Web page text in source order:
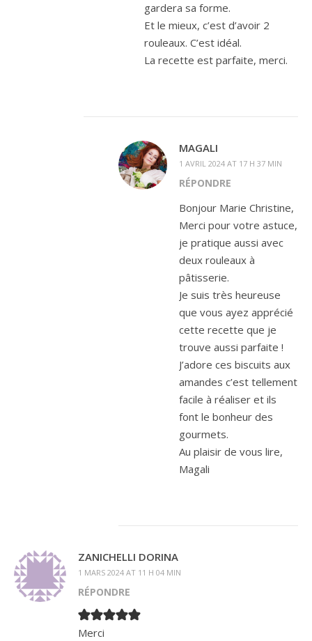
gardera sa forme.
Et le mieux, c’est d’avoir 2
rouleaux. C’est idéal.
La recette est parfaite, merci.
MAGALI
1 AVRIL 2024 AT 17 H 37 MIN
RÉPONDRE
Bonjour Marie Christine,
Merci pour votre astuce,
je pratique aussi avec
deux rouleaux à
pâtisserie.
Je suis très heureuse
que vous ayez apprécié
cette recette que je
trouve aussi parfaite !
J’adore ces biscuits aux
amandes c’est tellement
facile à réaliser et ils
font le bonheur des
gourmets.
Au plaisir de vous lire,
Magali
ZANICHELLI DORINA
1 MARS 2024 AT 11 H 04 MIN
RÉPONDRE
Merci